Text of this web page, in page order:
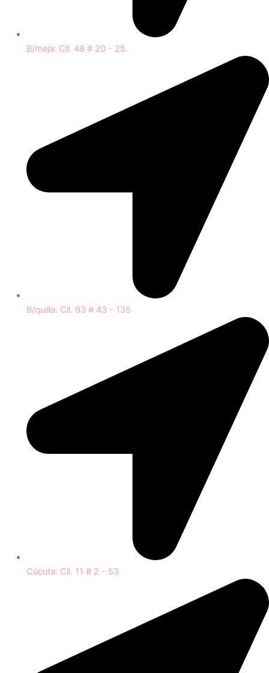
B/meja: Cll. 48 # 20 - 25.
B/quilla: Cll. 93 # 43 - 135
Cúcuta: Cll. 11 # 2 - 53